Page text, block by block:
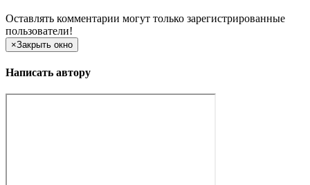
Оставлять комментарии могут только зарегистрированные
пользователи!
×Закрыть окно
Написать автору